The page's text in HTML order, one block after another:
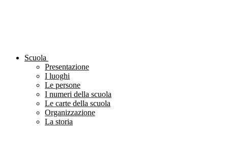
Scuola
Presentazione
I luoghi
Le persone
I numeri della scuola
Le carte della scuola
Organizzazione
La storia